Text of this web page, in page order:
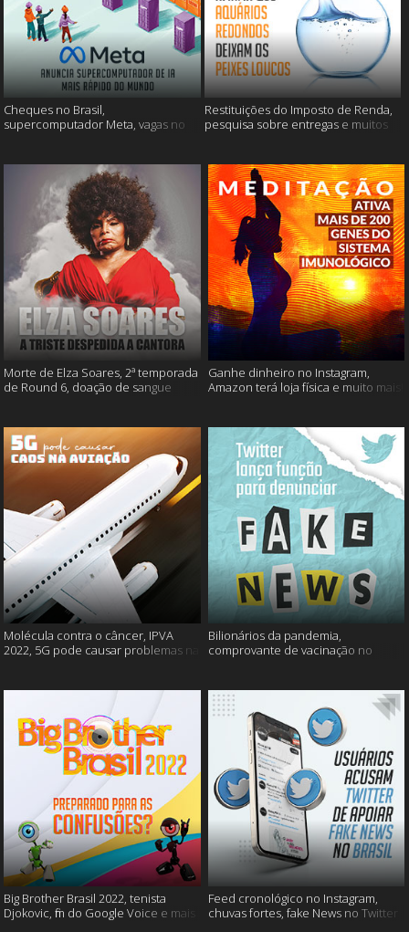
Cheques no Brasil,
supercomputador Meta, vagas no
Restituições do Imposto de Renda,
pesquisa sobre entregas e muitos
Morte de Elza Soares, 2ª temporada
de Round 6, doação de sangue
Ganhe dinheiro no Instagram,
Amazon terá loja física e muito mais!
Molécula contra o câncer, IPVA
2022, 5G pode causar problemas na
Bilionários da pandemia,
comprovante de vacinação no
Big Brother Brasil 2022, tenista
Djokovic, fim do Google Voice e mais
Feed cronológico no Instagram,
chuvas fortes, fake News no Twitter